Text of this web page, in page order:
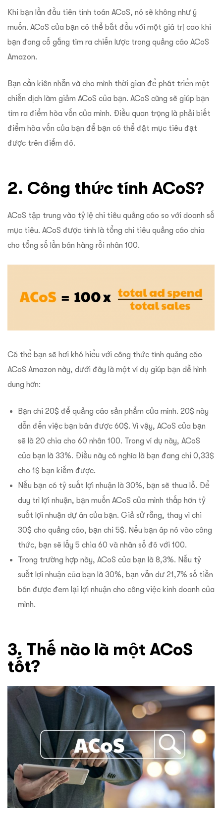
Khi bạn lần đầu tiên tính toán ACoS, nó sẽ không như ý
muốn. ACoS của bạn có thể bắt đầu với một giá trị cao khi
bạn đang cố gắng tìm ra chiến lược trong quảng cáo ACoS
Amazon.
Bạn cần kiên nhẫn và cho mình thời gian để phát triển một
chiến dịch làm giảm ACoS của bạn. ACoS cũng sẽ giúp bạn
tìm ra điểm hòa vốn của mình. Điều quan trọng là phải biết
điểm hòa vốn của bạn để bạn có thể đặt mục tiêu đạt
được trên điểm đó.
2. Công thức tính ACoS?
ACoS tập trung vào tỷ lệ chi tiêu quảng cáo so với doanh số
mục tiêu. ACoS được tính là tổng chi tiêu quảng cáo chia
cho tổng số lần bán hàng rồi nhân 100.
Có thể bạn sẽ hơi khó hiểu với công thức tính quảng cáo
ACoS Amazon này, dưới đây là một ví dụ giúp bạn dễ hình
dung hơn:
Bạn chi 20$ để quảng cáo sản phẩm của mình. 20$ này
dẫn đến việc bạn bán được 60$. Vì vậy, ACoS của bạn
sẽ là 20 chia cho 60 nhân 100. Trong ví dụ này, ACoS
của bạn là 33%. Điều này có nghĩa là bạn đang chi 0,33$
cho 1$ bạn kiếm được.
Nếu bạn có tỷ suất lợi nhuận là 30%, bạn sẽ thua lỗ. Để
duy trì lợi nhuận, bạn muốn ACoS của mình thấp hơn tỷ
suất lợi nhuận dự án của bạn. Giả sử rằng, thay vì chi
30$ cho quảng cáo, bạn chi 5$. Nếu bạn áp nó vào công
thức, bạn sẽ lấy 5 chia 60 và nhân số đó với 100.
Trong trường hợp này, ACoS của bạn là 8,3%. Nếu tỷ
suất lợi nhuận của bạn là 30%, bạn vẫn dư 21,7% số tiền
bán được đem lại lợi nhuận cho công việc kinh doanh của
mình.
3. Thế nào là một ACoS
tốt?